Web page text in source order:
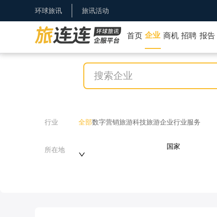
环球旅讯 旅讯活动
首页 企业 商机 招聘 报告
行业 全部数字营销旅游科技旅游企业行业服务
所在地 国家